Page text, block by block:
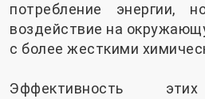
потребление энергии,
воздействие на
с более жесткими
Эффективность